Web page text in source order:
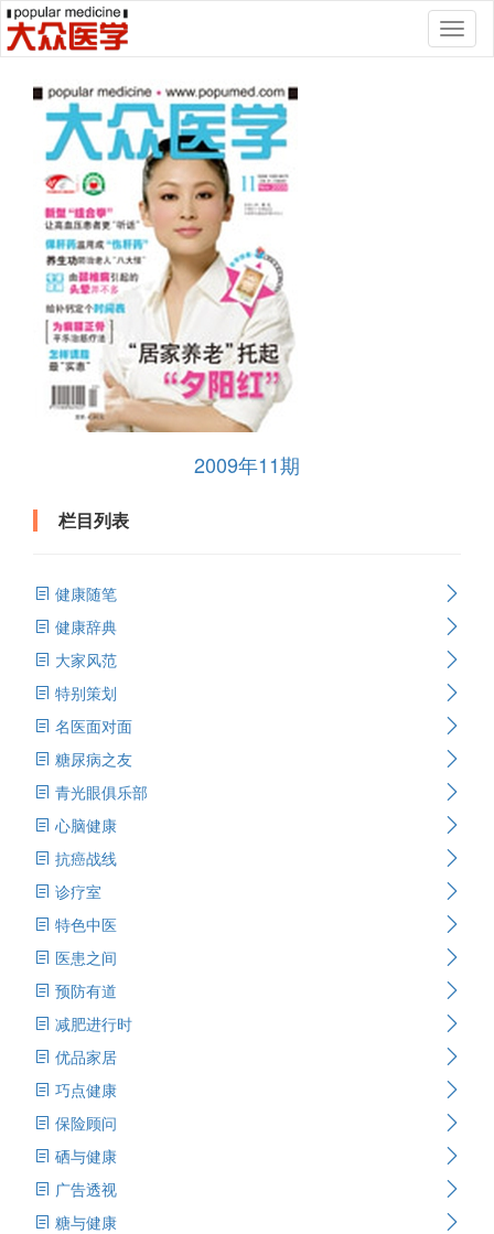
2009年11期
栏目列表
健康随笔
健康辞典
大家风范
特别策划
名医面对面
糖尿病之友
青光眼俱乐部
心脑健康
抗癌战线
诊疗室
特色中医
医患之间
预防有道
减肥进行时
优品家居
巧点健康
保险顾问
硒与健康
广告透视
糖与健康